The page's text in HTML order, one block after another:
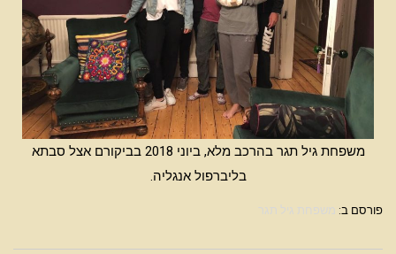
משפחת גיל תגר בהרכב מלא, ביוני 2018 בביקורם אצל סבתא
בליברפול אנגליה.
פורסם ב: משפחת גיל תגר